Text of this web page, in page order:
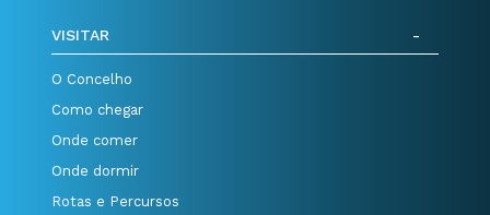
VISITAR
O Concelho
Como chegar
Onde comer
Onde dormir
Rotas e Percursos